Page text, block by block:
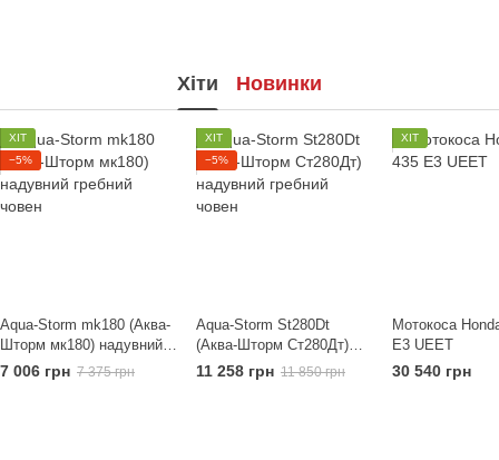
Хіти Новинки
ХІТ
−5%
Aqua-Storm mk180 (Аква-
Шторм мк180) надувний
гребний човен
7 006 грн 7 375 грн
ХІТ
−5%
Aqua-Storm St280Dt
(Аква-Шторм Ст280Дт)
надувний гребний човен
11 258 грн 11 850 грн
ХІТ
Мотокоса
E3 UEET
30 540 грн